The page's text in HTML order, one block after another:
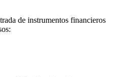
de instrumentos financieros